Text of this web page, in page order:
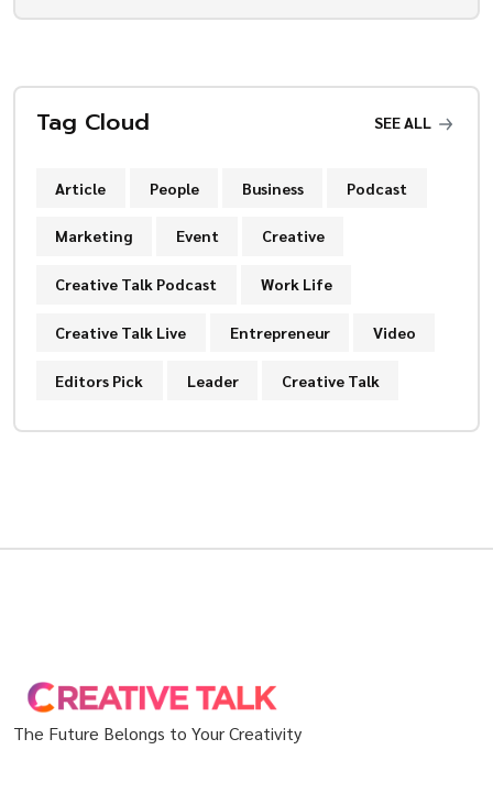
Tag Cloud SEE ALL
Article People Business Podcast
Marketing Event Creative
Creative Talk Podcast Work Life
Creative Talk Live Entrepreneur Video
Editors Pick Leader Creative Talk
The Future Belongs to Your Creativity